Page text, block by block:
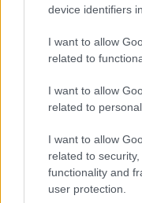
device identifiers
I want to allow
related to
I want to allow
related to
I want to allow
related to
functionality and
user protection.
Aκολουθήστε μας
παντού…